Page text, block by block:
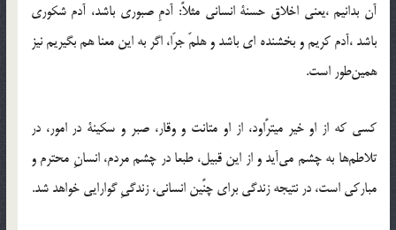
آن بدانیم ،یعنی اخلاق حسنۀ انسانی مثلاً: آدمِ صبوری باشد، آدم شکوری
باشد ،آدم کریم و بخشنده ای باشد و هلمّ جرّا، اگر به این معنا هم بگیریم نیز
همین‌طور است.
کسی که از او خیر میترًاود، از او متانت و وقار، صبر و سکینۀ در امور، در
تلاطم‌ها به چشم می‌آید و از این قبیل، طبعا در چشم مردم، انسانِ محترم و
مبارکی است، در نتیجه زندگی برای چنًین انسانی، زندگیِ گوارایی خواهد شد.